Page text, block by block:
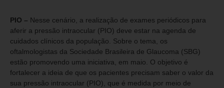
PIO – Nesse cenário, a realização de exames periódicos para
aferir a pressão intraocular (PIO) deve estar na agenda de
cuidados clínicos da população. Sobre o tema, os
oftalmologistas da Sociedade Brasileira de Glaucoma (SBG)
estão promovendo uma iniciativa, em maio. O objetivo é
fortalecer a ideia de que os pacientes precisam saber o valor da
sua pressão intraocular (PIO), que é medida por meio de